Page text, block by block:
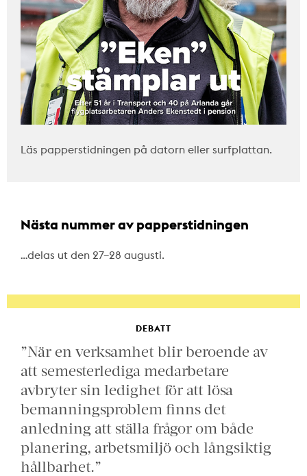
Läs papperstidningen på datorn eller surfplattan.
Nästa nummer av papperstidningen
…delas ut den 27–28 augusti.
DEBATT
”När en verksamhet blir beroende av
att semesterlediga medarbetare
avbryter sin ledighet för att lösa
bemanningsproblem finns det
anledning att ställa frågor om både
planering, arbetsmiljö och långsiktig
hållbarhet.”